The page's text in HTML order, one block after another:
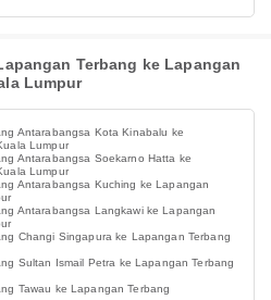
Terbang ke Lapangan
Lumpur
Antarabangsa Kota Kinabalu ke
Lumpur
Antarabangsa Soekarno Hatta ke
Lumpur
Antarabangsa Kuching ke Lapangan
Antarabangsa Langkawi ke Lapangan
Changi Singapura ke Lapangan Terbang
Sultan Ismail Petra ke Lapangan Terbang
Tawau ke Lapangan Terbang